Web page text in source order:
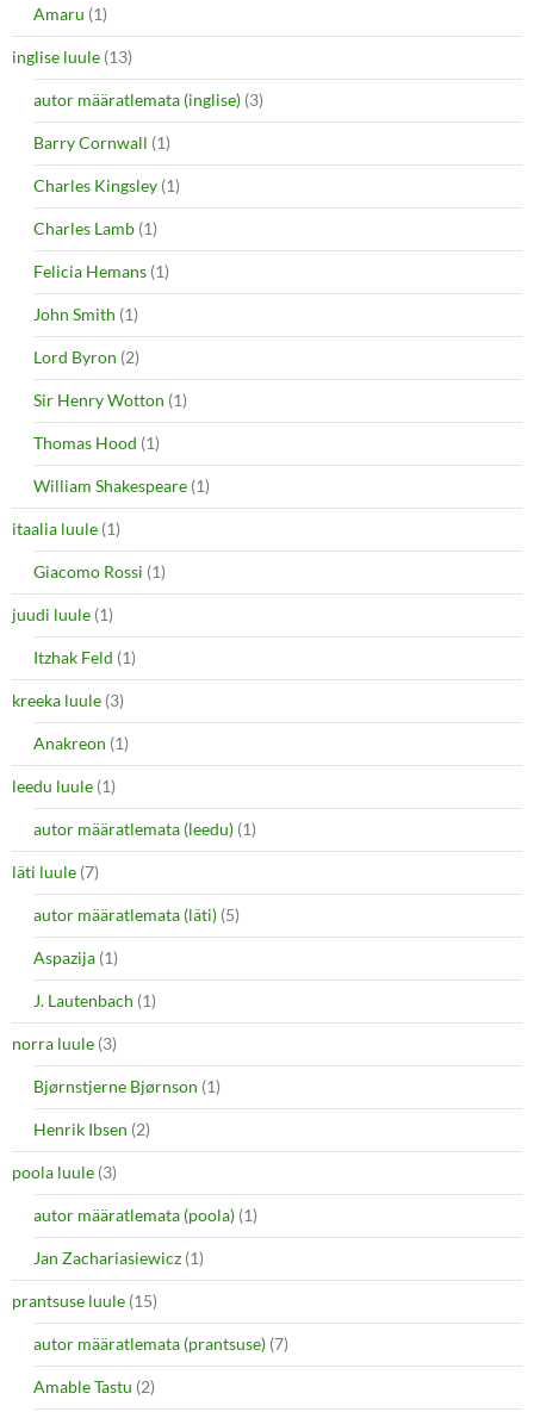
Amaru (1)
inglise luule (13)
autor määratlemata (inglise) (3)
Barry Cornwall (1)
Charles Kingsley (1)
Charles Lamb (1)
Felicia Hemans (1)
John Smith (1)
Lord Byron (2)
Sir Henry Wotton (1)
Thomas Hood (1)
William Shakespeare (1)
itaalia luule (1)
Giacomo Rossi (1)
juudi luule (1)
Itzhak Feld (1)
kreeka luule (3)
Anakreon (1)
leedu luule (1)
autor määratlemata (leedu) (1)
läti luule (7)
autor määratlemata (läti) (5)
Aspazija (1)
J. Lautenbach (1)
norra luule (3)
Bjørnstjerne Bjørnson (1)
Henrik Ibsen (2)
poola luule (3)
autor määratlemata (poola) (1)
Jan Zachariasiewicz (1)
prantsuse luule (15)
autor määratlemata (prantsuse) (7)
Amable Tastu (2)